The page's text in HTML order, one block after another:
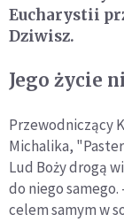
Eucharystii
Dziwisz.
Jego życie
Przewodniczący
Michalika,
Lud Boży drogą
do niego samego.
celem samym w